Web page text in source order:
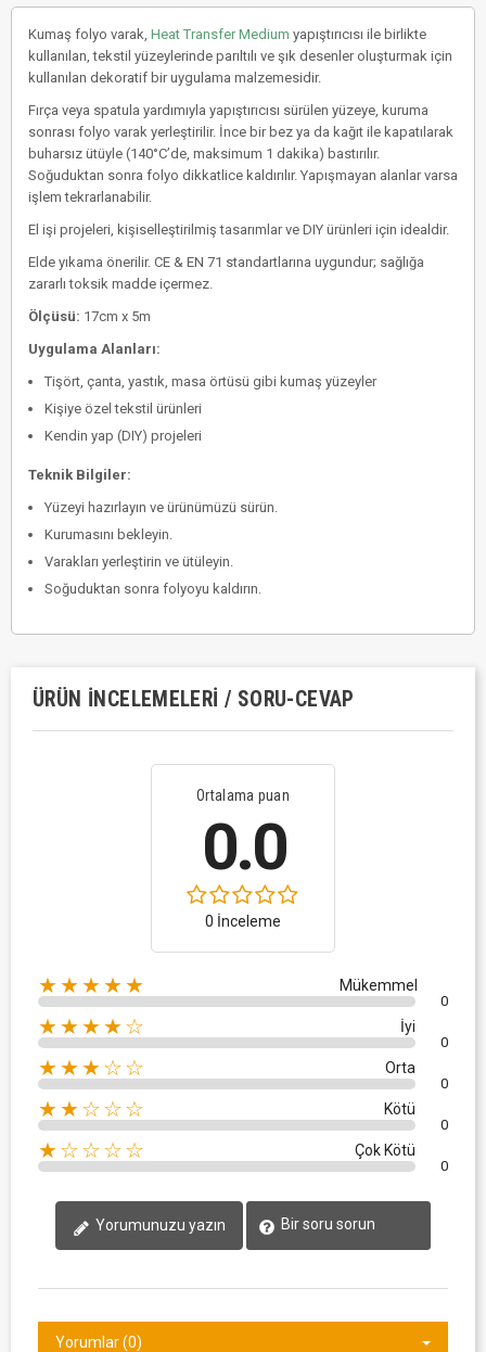
Kumaş folyo varak, Heat Transfer Medium yapıştırıcısı ile birlikte
kullanılan, tekstil yüzeylerinde parıltılı ve şık desenler oluşturmak için
kullanılan dekoratif bir uygulama malzemesidir.
Fırça veya spatula yardımıyla yapıştırıcısı sürülen yüzeye, kuruma
sonrası folyo varak yerleştirilir. İnce bir bez ya da kağıt ile kapatılarak
buharsız ütüyle (140°C’de, maksimum 1 dakika) bastırılır.
Soğuduktan sonra folyo dikkatlice kaldırılır. Yapışmayan alanlar varsa
işlem tekrarlanabilir.
El işi projeleri, kişiselleştirilmiş tasarımlar ve DIY ürünleri için idealdir.
Elde yıkama önerilir. CE & EN 71 standartlarına uygundur; sağlığa
zararlı toksik madde içermez.
Ölçüsü: 17cm x 5m
Uygulama Alanları:
Tişört, çanta, yastık, masa örtüsü gibi kumaş yüzeyler
Kişiye özel tekstil ürünleri
Kendin yap (DIY) projeleri
Teknik Bilgiler:
Yüzeyi hazırlayın ve ürünümüzü sürün.
Kurumasını bekleyin.
Varakları yerleştirin ve ütüleyin.
Soğuduktan sonra folyoyu kaldırın.
ÜRÜN İNCELEMELERI / SORU-CEVAP
Ortalama puan
0.0
0 İnceleme
★★★★★ Mükemmel
0
★★★★☆ İyi
0
★★★☆☆ Orta
0
★★☆☆☆ Kötü
0
★☆☆☆☆ Çok Kötü
0
Yorumunuzu yazın Bir soru sorun
Yorumlar (0)